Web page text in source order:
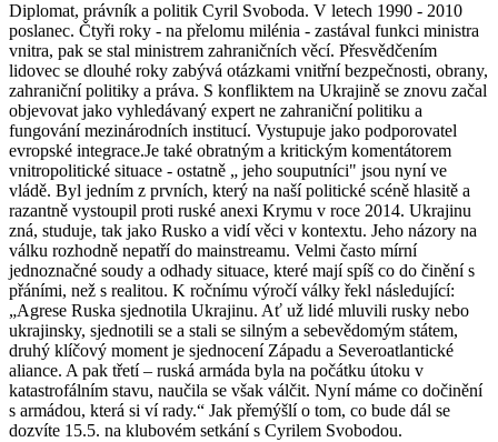
Diplomat, právník a politik Cyril Svoboda. V letech 1990 - 2010
poslanec. Čtyři roky - na přelomu milénia - zastával funkci ministra
vnitra, pak se stal ministrem zahraničních věcí. Přesvědčením
lidovec se dlouhé roky zabývá otázkami vnitřní bezpečnosti, obrany,
zahraniční politiky a práva. S konfliktem na Ukrajině se znovu začal
objevovat jako vyhledávaný expert ne zahraniční politiku a
fungování mezinárodních institucí. Vystupuje jako podporovatel
evropské integrace.Je také obratným a kritickým komentátorem
vnitropolitické situace - ostatně „ jeho souputníci" jsou nyní ve
vládě. Byl jedním z prvních, který na naší politické scéně hlasitě a
razantně vystoupil proti ruské anexi Krymu v roce 2014. Ukrajinu
zná, studuje, tak jako Rusko a vidí věci v kontextu. Jeho názory na
válku rozhodně nepatří do mainstreamu. Velmi často mírní
jednoznačné soudy a odhady situace, které mají spíš co do činění s
přáními, než s realitou. K ročnímu výročí války řekl následující:
„Agrese Ruska sjednotila Ukrajinu. Ať už lidé mluvili rusky nebo
ukrajinsky, sjednotili se a stali se silným a sebevědomým státem,
druhý klíčový moment je sjednocení Západu a Severoatlantické
aliance. A pak třetí – ruská armáda byla na počátku útoku v
katastrofálním stavu, naučila se však válčit. Nyní máme co dočinění
s armádou, která si ví rady.“ Jak přemýšlí o tom, co bude dál se
dozvíte 15.5. na klubovém setkání s Cyrilem Svobodou.